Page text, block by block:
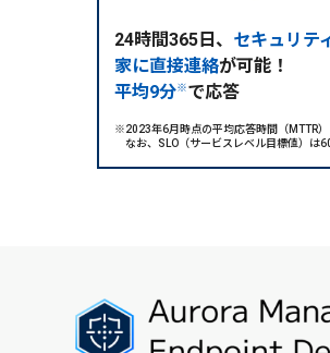
24時間365日、 セキュリテ
家に直接連絡が可能！
平均9分※で応答
※2023年6月時点の平均応答時間（MTTR）
なお、SLO（サービスレベル目標値）は